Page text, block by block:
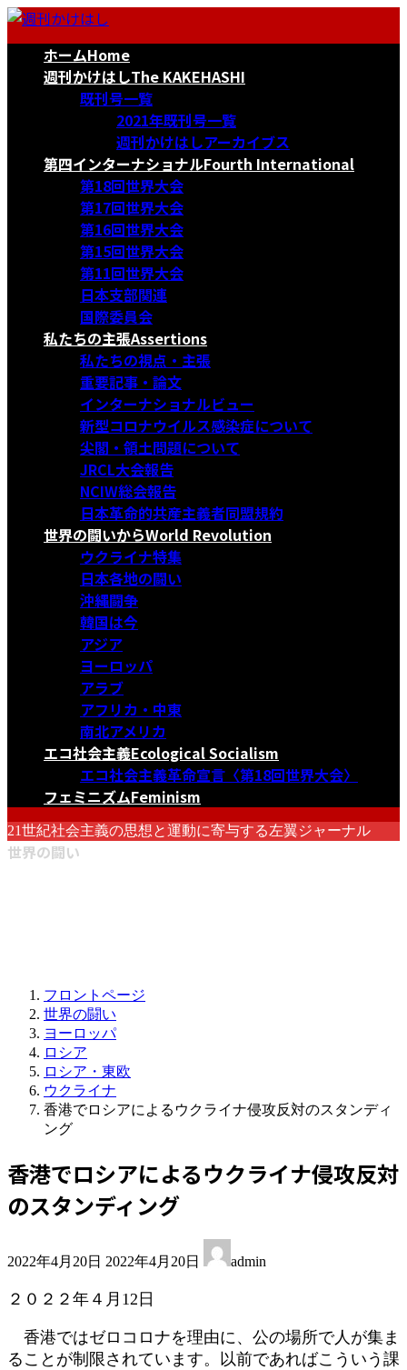
コ
ナ
ホームHome
週刊かけはしThe KAKEHASHI
既刊号一覧
2021年既刊号一覧
週刊かけはしアーカイブス
第四インターナショナルFourth International
第18回世界大会
第17回世界大会
第16回世界大会
第15回世界大会
第11回世界大会
日本支部関連
国際委員会
私たちの主張Assertions
私たちの視点・主張
重要記事・論文
インターナショナルビュー
新型コロナウイルス感染症について
尖閣・領土問題について
JRCL大会報告
NCIW総会報告
日本革命的共産主義者同盟規約
世界の闘いからWorld Revolution
ウクライナ特集
日本各地の闘い
沖縄闘争
韓国は今
アジア
ヨーロッパ
アラブ
アフリカ・中東
南北アメリカ
エコ社会主義Ecological Socialism
エコ社会主義革命宣言〈第18回世界大会〉
フェミニズムFeminism
21世紀社会主義の思想と運動に寄与する左翼ジャーナル
世界の闘い
フロントページ
世界の闘い
ヨーロッパ
ロシア
ロシア・東欧
ウクライナ
香港でロシアによるウクライナ侵攻反対のスタンディ
ング
香港でロシアによるウクライナ侵攻反対
のスタンディング
2022年4月20日 終
新
時
:
2022年4月20日 admin
２０２２年４月12日
香港ではゼロコロナを理由に、公の場所で人が集ま
ることが制限されています。以前であればこういう課